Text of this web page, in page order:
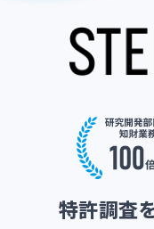
特許調査